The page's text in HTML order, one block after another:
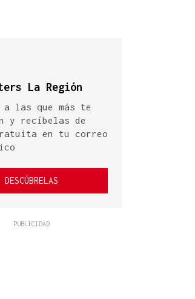
La Región
a las que más te
y recíbelas de
en tu correo
DESCÚBRELAS